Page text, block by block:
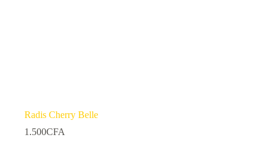
Radis Cherry Belle
1.500CFA